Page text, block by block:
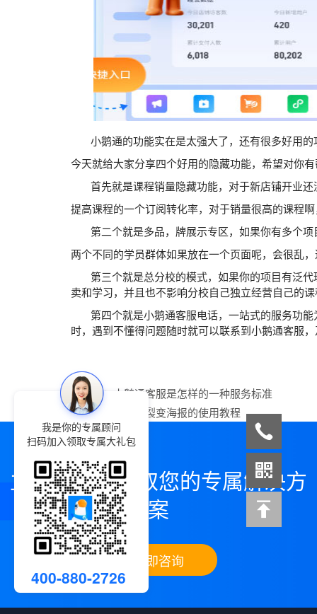
小鹅通的功能实在是太强大了，还有很多好用的
今天就给大家分享四个好用的隐藏功能，希望对你
首先就是课程销量隐藏功能，对于新店铺开业还
提高课程的一个订阅转化率，对于销量很高的课程
第二个就是多品，牌展示专区，如果你有多个项
两个不同的学员群体如果放在一个页面呢，会很乱
第三个就是总分校的模式，如果你的项目有泛代
卖和学习，并且也不影响分校自己独立经营自己的
第四个就是小鹅通客服电话，一站式的服务功能
时，遇到不懂得问题随时就可以联系到小鹅通客服
上一篇：
小鹅通客服是怎样的一种服务标准
下一篇：
小鹅通裂变海报的使用教程
立即咨询，领取您的专属解决方
案
立即咨询
我是你的专属顾问
扫码加入领取专属大礼包
400-880-2726